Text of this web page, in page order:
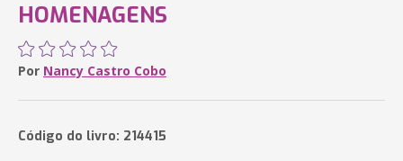
HOMENAGENS
Por Nancy Castro Cobo
Código do livro: 214415